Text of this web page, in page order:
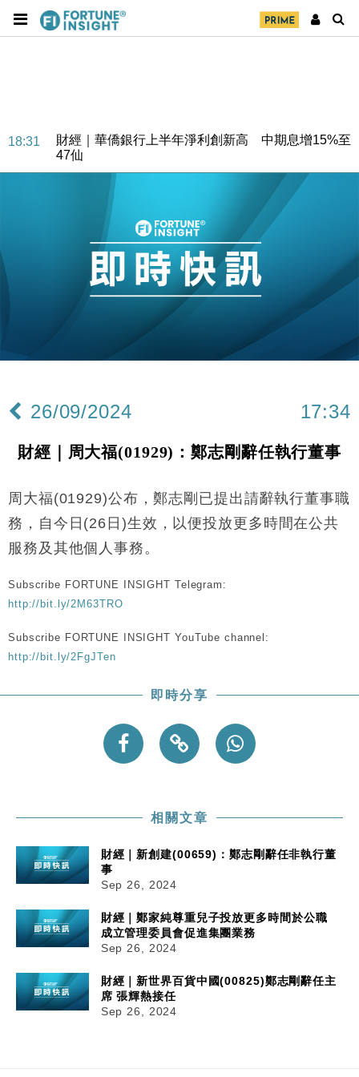
18:31
財經｜華僑銀行上半年淨利創新高 中期息增15%至
47仙
財經｜滙豐上調香港今年GDP預測至4.5% 看好貿易
及消費表現
本地｜假冒內地執法人員要求交「保證金」 43歲女子
損失近6900萬元
財經｜日經失守6.5萬點後回穩 全周仍升近2%
15:47
財經｜恒隆10月換帥 玩具「反」斗城亞洲CEO蔡德
財經｜韓股反覆波動收跌 連挫7周創逾3年最長跌勢
12:44
財經｜日本春季三度入市撐日圓 4月單日斥6.28萬億
11:12
國際｜特朗普料美伊戰事快結束 承認部分彈藥庫存緊
15:59
財經｜SA售股自救後再出手 斥4億美元押注未上市公
司
18:31
財經｜華僑銀行上半年淨利創新高 中期息增15%至
47仙
17:33
財經｜滙豐上調香港今年GDP預測至4.5% 看好貿易
損失近6900萬元
16:05
財經｜日經失守6.5萬點後回穩 全周仍升近2%
財經｜恒隆10月換帥 玩具「反」斗城亞洲CEO蔡德
財經｜韓股反覆波動收跌 連挫7周創逾3年最長跌勢
12:44
財經｜日本春季三度入市撐日圓 4月單日斥6.28萬億
11:12
國際｜特朗普料美伊戰事快結束 承認部分彈藥庫存緊
張
司
26/09/2024 17:34
財經｜周大福(01929)：鄭志剛辭任執行董事
周大福(01929)公布，鄭志剛已提出請辭執行董事職
務，自今日(26日)生效，以便投放更多時間在公共
服務及其他個人事務。
Subscribe FORTUNE INSIGHT Telegram:
http://bit.ly/2M63TRO
Subscribe FORTUNE INSIGHT YouTube channel:
http://bit.ly/2FgJTen
即時分享
相關文章
財經｜新創建(00659)：鄭志剛辭任非執行董
事
Sep 26, 2024
財經｜鄭家純尊重兒子投放更多時間於公職
成立管理委員會促進集團業務
Sep 26, 2024
財經｜新世界百貨中國(00825)鄭志剛辭任主
席 張輝熱接任
Sep 26, 2024